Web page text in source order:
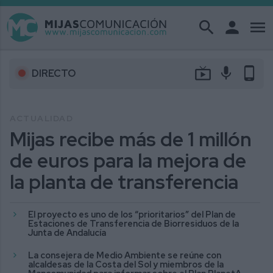
search person menu
DIRECTO live_tv mic phone_android
Mijas recibe más de 1 millón
de euros para la mejora de
la planta de transferencia
El proyecto es uno de los “prioritarios” del Plan de
Estaciones de Transferencia de Biorresiduos de la
Junta de Andalucía
La consejera de Medio Ambiente se reúne con
alcaldesas de la Costa del Sol y miembros de la